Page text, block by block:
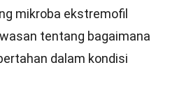
mikroba ekstremofil
tentang bagaimana
dalam kondisi